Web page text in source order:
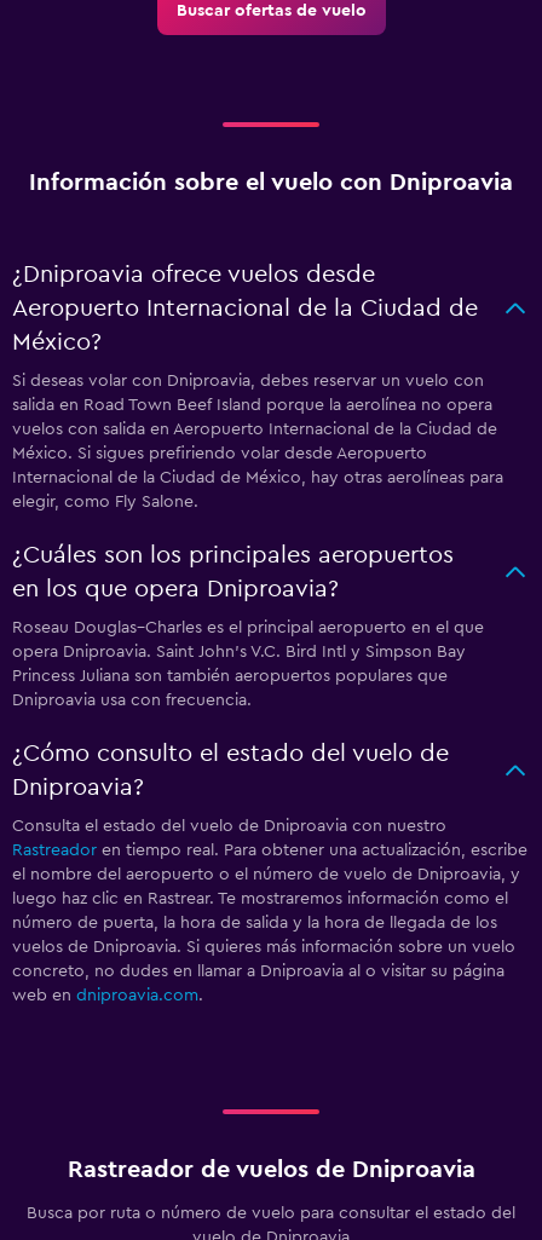
Buscar ofertas de vuelo
Información sobre el vuelo con Dniproavia
¿Dniproavia ofrece vuelos desde
Aeropuerto Internacional de la Ciudad de
México?
Si deseas volar con Dniproavia, debes reservar un vuelo con
salida en Road Town Beef Island porque la aerolínea no opera
vuelos con salida en Aeropuerto Internacional de la Ciudad de
México. Si sigues prefiriendo volar desde Aeropuerto
Internacional de la Ciudad de México, hay otras aerolíneas para
elegir, como Fly Salone.
¿Cuáles son los principales aeropuertos
en los que opera Dniproavia?
Roseau Douglas–Charles es el principal aeropuerto en el que
opera Dniproavia. Saint John's V.C. Bird Intl y Simpson Bay
Princess Juliana son también aeropuertos populares que
Dniproavia usa con frecuencia.
¿Cómo consulto el estado del vuelo de
Dniproavia?
Consulta el estado del vuelo de Dniproavia con nuestro
Rastreador en tiempo real. Para obtener una actualización, escribe
el nombre del aeropuerto o el número de vuelo de Dniproavia, y
luego haz clic en Rastrear. Te mostraremos información como el
número de puerta, la hora de salida y la hora de llegada de los
vuelos de Dniproavia. Si quieres más información sobre un vuelo
concreto, no dudes en llamar a Dniproavia al o visitar su página
web en dniproavia.com.
Rastreador de vuelos de Dniproavia
Busca por ruta o número de vuelo para consultar el estado del